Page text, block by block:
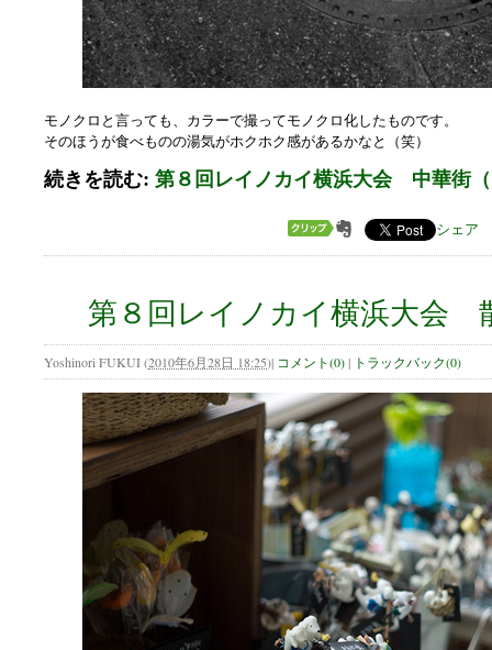
モノクロと言っても、カラーで撮ってモノクロ化したものです。
そのほうが食べものの湯気がホクホク感があるかなと（笑）
続きを読む: 第８回レイノカイ横浜大会 中華街
シェア
第８回レイノカイ横浜大会
Yoshinori FUKUI(2010年6月28日 18:25)| コメント(0)| トラックバック(0)